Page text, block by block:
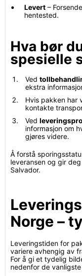
Levert –
hentested.
Hva bør
spesielle
Ved
ekstra
Hvis pakken har
kontakte
Ved
informasjon om
gjøres videre.
Å forstå
leveransen og gir
Salvador.
Norge –
Leveringstiden for
variere avhengig av
For å gi et tydelig
nedenfor de